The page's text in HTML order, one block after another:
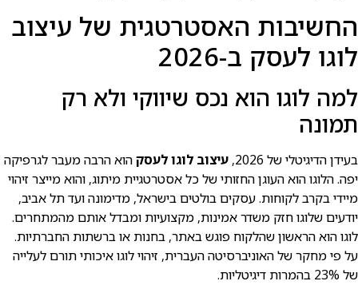
החשיבות האסטרטגית של עיצוב
לוגו לעסק ב-2026
למה לוגו הוא נכס שיווקי ולא רק
תמונה
בעידן הדיגיטלי של 2026, עיצוב לוגו לעסקהוא הרבה מעבר לגרפיקה
יפה. הלוגו הוא העוגן החזותי של כל אסטרטגיית מיתוג, והוא מייצר זיהוי
מיידי בקרב לקוחות. עסקים בולטים בישראל, מדימונה ועד תל אביב,
יודעים שלוגו חזק משדר אמינות, מקצועיות ומבדל אותם מהמתחרים.
לוגו הוא הראשון שהלקוח פוגש באתר, בחנות או ברשתות החברתיות.
על פי מחקר של האוניברסיטה העברית, זיהוי לוגו איכותי תורם לעלייה
של 23% בהמרות דיגיטליות.